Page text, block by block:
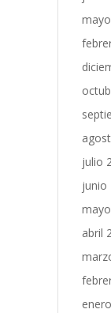
julio
junio
abril